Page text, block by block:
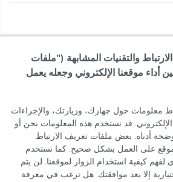
24 ساعة
والتقنيات المشابهة ("ملفات
أداء موقعنا الإلكتروني وجعله يعمل
معلومات حول جهازك، وزيارتك، والإجراءات
قد نستخدم هذه المعلومات نحن أو
أدناه. بعض ملفات تعريف الارتباط
على العمل بشكل صحيح. كما نستخدم
كيفية استخدام الزوار لموقعنا. لن يتم
إلا بعد موافقتك. هل ترغب في معرفة